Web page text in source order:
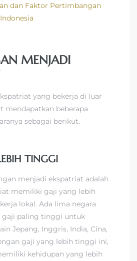
dan Faktor Pertimbangan
MENJADI
yang bekerja di luar
mendapatkan beberapa
sebagai berikut.
TINGGI
menjadi ekspatriat adalah
memiliki gaji yang lebih
lokal. Ada lima negara
gaji paling tinggi untuk
Jepang, Inggris, India, Cina,
gaji yang lebih tinggi ini,
kehidupan yang lebih